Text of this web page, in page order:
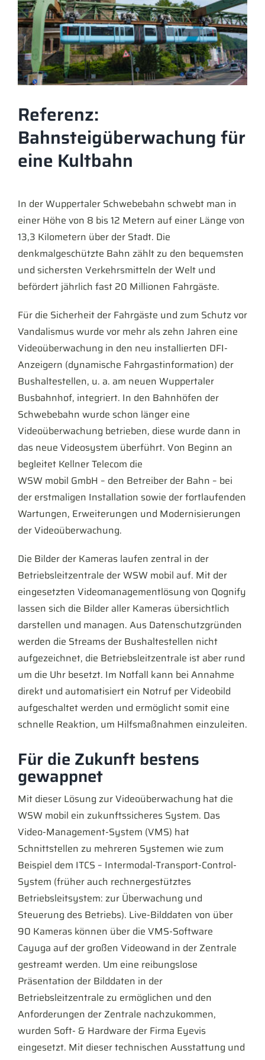
Referenz:
Bahnsteigüberwachung für
eine Kultbahn
In der Wuppertaler Schwebebahn schwebt man in
einer Höhe von 8 bis 12 Metern auf einer Länge von
13,3 Kilometern über der Stadt. Die
denkmalgeschützte Bahn zählt zu den bequemsten
und sichersten Verkehrsmitteln der Welt und
befördert jährlich fast 20 Millionen Fahrgäste.
Für die Sicherheit der Fahrgäste und zum Schutz vor
Vandalismus wurde vor mehr als zehn Jahren eine
Videoüberwachung in den neu installierten DFI-
Anzeigern (dynamische Fahrgastinformation) der
Bushaltestellen, u. a. am neuen Wuppertaler
Busbahnhof, integriert. In den Bahnhöfen der
Schwebebahn wurde schon länger eine
Videoüberwachung betrieben, diese wurde dann in
das neue Videosystem überführt. Von Beginn an
begleitet Kellner Telecom die
WSW mobil GmbH – den Betreiber der Bahn – bei
der erstmaligen Installation sowie der fortlaufenden
Wartungen, Erweiterungen und Modernisierungen
der Videoüberwachung.
Die Bilder der Kameras laufen zentral in der
Betriebsleitzentrale der WSW mobil auf. Mit der
eingesetzten Videomanagementlösung von Qognify
lassen sich die Bilder aller Kameras übersichtlich
darstellen und managen. Aus Datenschutzgründen
werden die Streams der Bushaltestellen nicht
aufgezeichnet, die Betriebsleitzentrale ist aber rund
um die Uhr besetzt. Im Notfall kann bei Annahme
direkt und automatisiert ein Notruf per Videobild
aufgeschaltet werden und ermöglicht somit eine
schnelle Reaktion, um Hilfsmaßnahmen einzuleiten.
Für die Zukunft bestens
gewappnet
Mit dieser Lösung zur Videoüberwachung hat die
WSW mobil ein zukunftssicheres System. Das
Video-Management-System (VMS) hat
Schnittstellen zu mehreren Systemen wie zum
Beispiel dem ITCS – Intermodal-Transport-Control-
System (früher auch rechnergestütztes
Betriebsleitsystem: zur Überwachung und
Steuerung des Betriebs). Live-Bilddaten von über
90 Kameras können über die VMS-Software
Cayuga auf der großen Videowand in der Zentrale
gestreamt werden. Um eine reibungslose
Präsentation der Bilddaten in der
Betriebsleitzentrale zu ermöglichen und den
Anforderungen der Zentrale nachzukommen,
wurden Soft- & Hardware der Firma Eyevis
eingesetzt. Mit dieser technischen Ausstattung und